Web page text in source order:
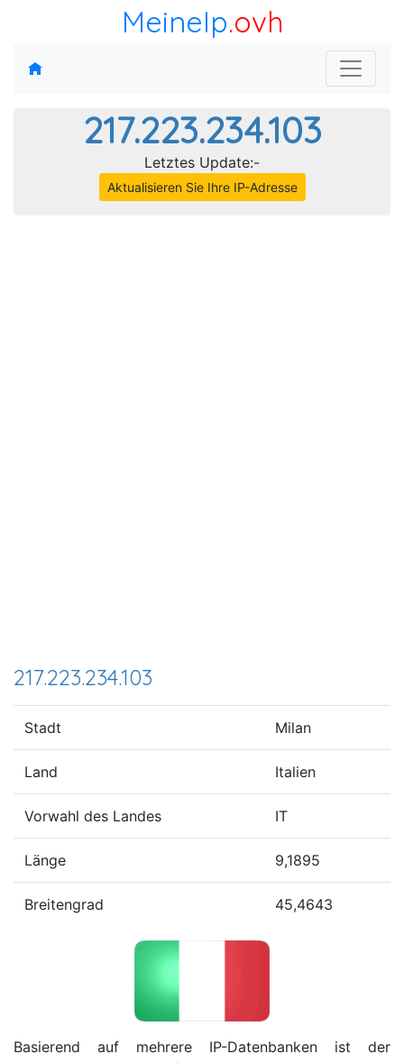
MeineIp.ovh
217.223.234.103
Letztes Update:-
Aktualisieren Sie Ihre IP-Adresse
217.223.234.103
Stadt Milan
Land Italien
Vorwahl des Landes IT
Länge 9,1895
Breitengrad 45,4643
Basierend auf mehrere IP-Datenbanken ist der